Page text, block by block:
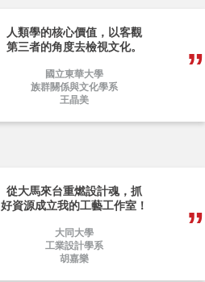
人類學的核心價值，以客觀
第三者的角度去檢視文化。
國立東華大學
族群關係與文化學系
王晶美
從大馬來台重燃設計魂，抓
好資源成立我的工藝工作室！
大同大學
工業設計學系
胡嘉樂